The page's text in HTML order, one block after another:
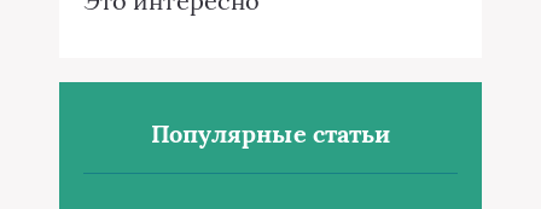
Популярные статьи